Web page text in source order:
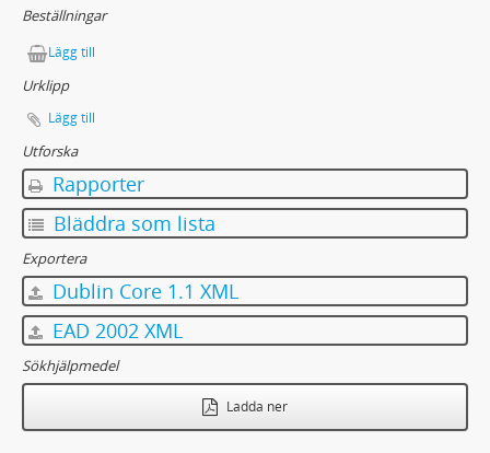
Beställningar
Lägg till
Urklipp
Lägg till
Utforska
Rapporter
Bläddra som lista
Exportera
Dublin Core 1.1 XML
EAD 2002 XML
Sökhjälpmedel
Ladda ner